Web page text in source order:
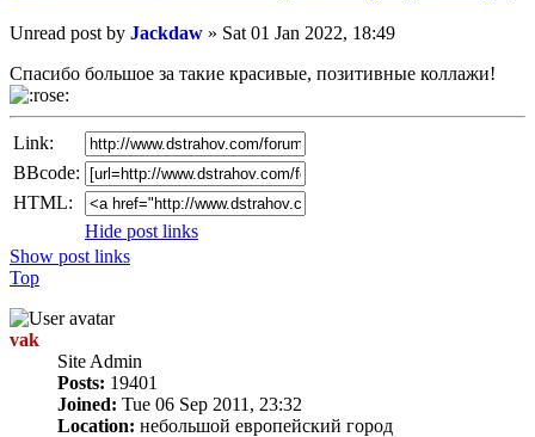
Unread post by Jackdaw » Sat 01 Jan 2022, 18:49
Спасибо большое за такие красивые, позитивные коллажи!
Link:
BBcode:
HTML:
Hide post links
Show post links
Top
vak
Site Admin
Posts: 19401
Joined: Tue 06 Sep 2011, 23:32
Location: небольшой европейский город